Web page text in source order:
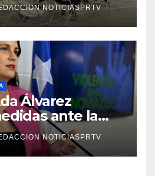
NOTICIASPRTV
Álvarez
ante la
el noviazgo
NOTICIASPRTV